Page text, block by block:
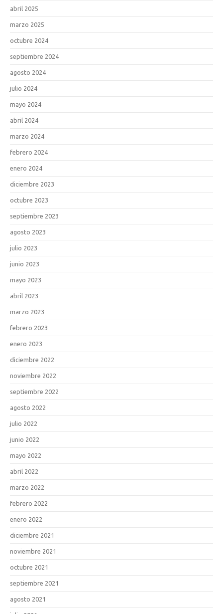
abril 2025
marzo 2025
octubre 2024
septiembre 2024
agosto 2024
julio 2024
mayo 2024
abril 2024
marzo 2024
febrero 2024
enero 2024
diciembre 2023
octubre 2023
septiembre 2023
agosto 2023
julio 2023
junio 2023
mayo 2023
abril 2023
marzo 2023
febrero 2023
enero 2023
diciembre 2022
noviembre 2022
septiembre 2022
agosto 2022
julio 2022
junio 2022
mayo 2022
abril 2022
marzo 2022
febrero 2022
enero 2022
diciembre 2021
noviembre 2021
octubre 2021
septiembre 2021
agosto 2021